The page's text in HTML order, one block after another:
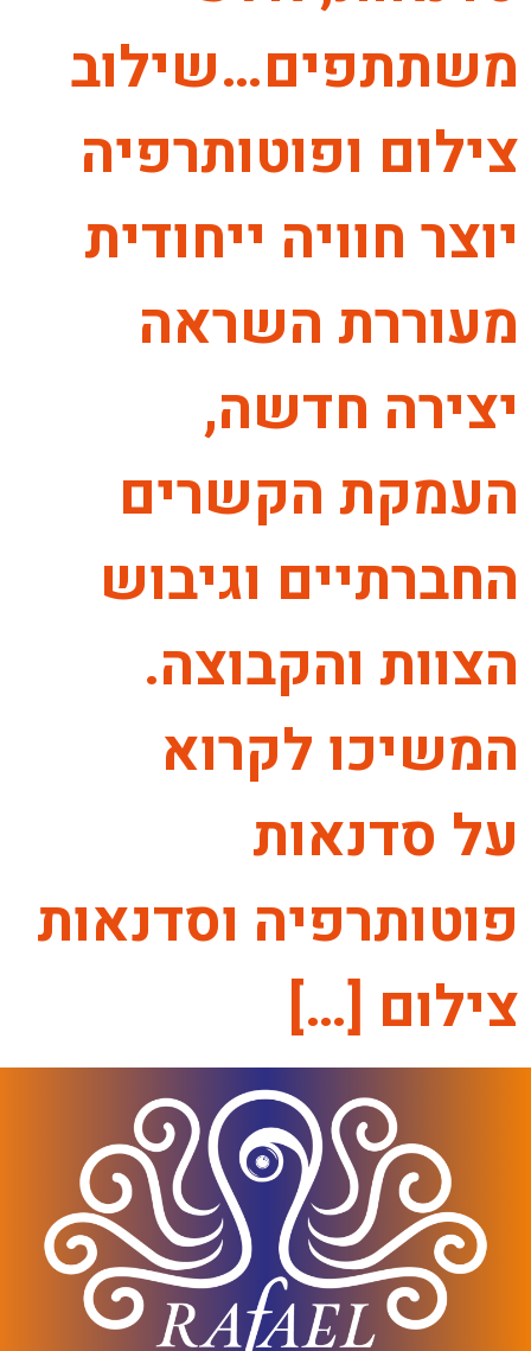
משתתפים…שילוב
צילום ופוטותרפיה
יוצר חוויה ייחודית
מעוררת השראה
יצירה חדשה,
העמקת הקשרים
החברתיים וגיבוש
הצוות והקבוצה.
המשיכו לקרוא
על סדנאות
פוטותרפיה וסדנאות
צילום […]